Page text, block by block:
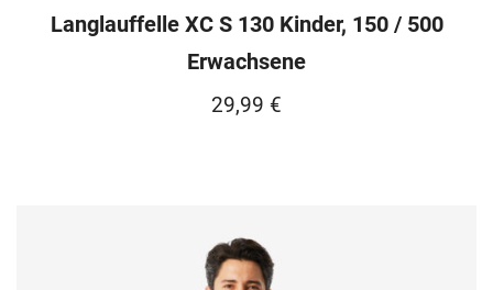
Langlauffelle XC S 130 Kinder, 150 / 500
Erwachsene
29,99 €